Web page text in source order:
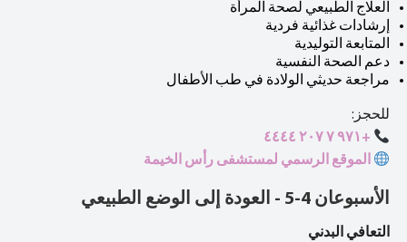
العلاج الطبيعي لصحة المرأة
إرشادات غذائية فردية
المتابعة التوليدية
دعم الصحة النفسية
مراجعة حديثي الولادة في طب الأطفال
للحجز:
+٩٧١ ٧ ٢٠٧ ٤٤٤٤
الموقع الرسمي لمستشفى رأس الخيمة
الأسبوعان 4-5 - العودة إلى الوضع الطبيعي
التعافي البدني